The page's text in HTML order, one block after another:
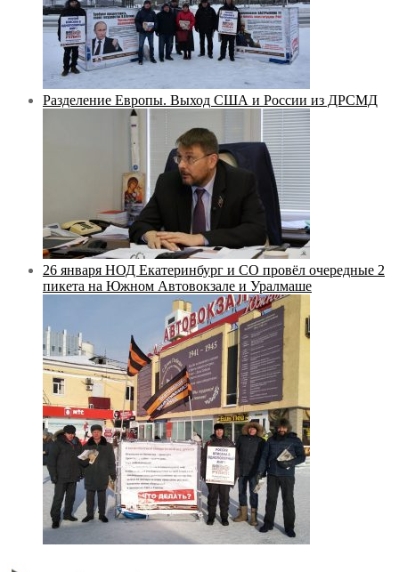
Разделение Европы. Выход США и России из ДРСМД
26 января НОД Екатеринбург и СО провёл очередные 2
пикета на Южном Автовокзале и Уралмаше